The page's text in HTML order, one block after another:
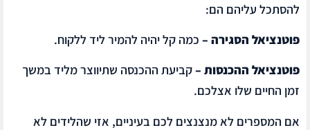
להסתכל עליהם הם:
פוטנציאל הסגירה – כמה קל יהיה להמיר ליד ללקוח.
פוטנציאל ההכנסות –קביעת ההכנסה שתיווצר מליד במשך
זמן החיים שלו אצלכם.
אם המספרים לא מנצנצים לכם בעיניים, אזי שהלידים לא